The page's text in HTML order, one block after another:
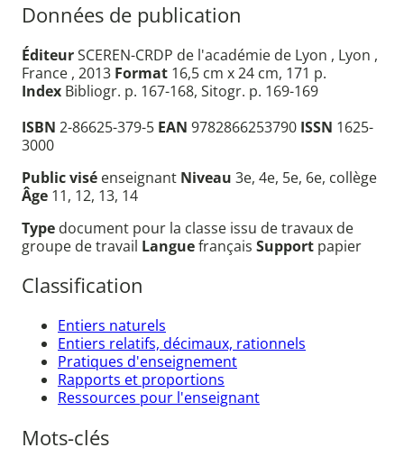
Données de publication
ÉditeurSCEREN-CRDP de l'académie de Lyon , Lyon ,
France , 2013 Format 16,5 cm x 24 cm, 171 p.
Index Bibliogr. p. 167-168, Sitogr. p. 169-169
ISBN 2-86625-379-5 EAN 9782866253790 ISSN 1625-
3000
Public visé enseignant Niveau 3e, 4e, 5e, 6e, collège
Âge 11, 12, 13, 14
Type document pour la classe issu de travaux de
groupe de travail Languefrançais Support papier
Classification
Entiers naturels
Entiers relatifs, décimaux, rationnels
Pratiques d'enseignement
Rapports et proportions
Ressources pour l'enseignant
Mots-clés